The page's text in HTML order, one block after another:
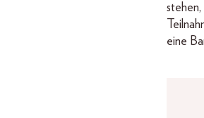
eine